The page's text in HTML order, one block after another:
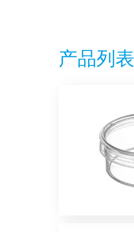
产品列表